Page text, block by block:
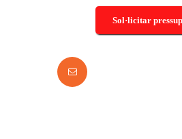
Sol·licitar